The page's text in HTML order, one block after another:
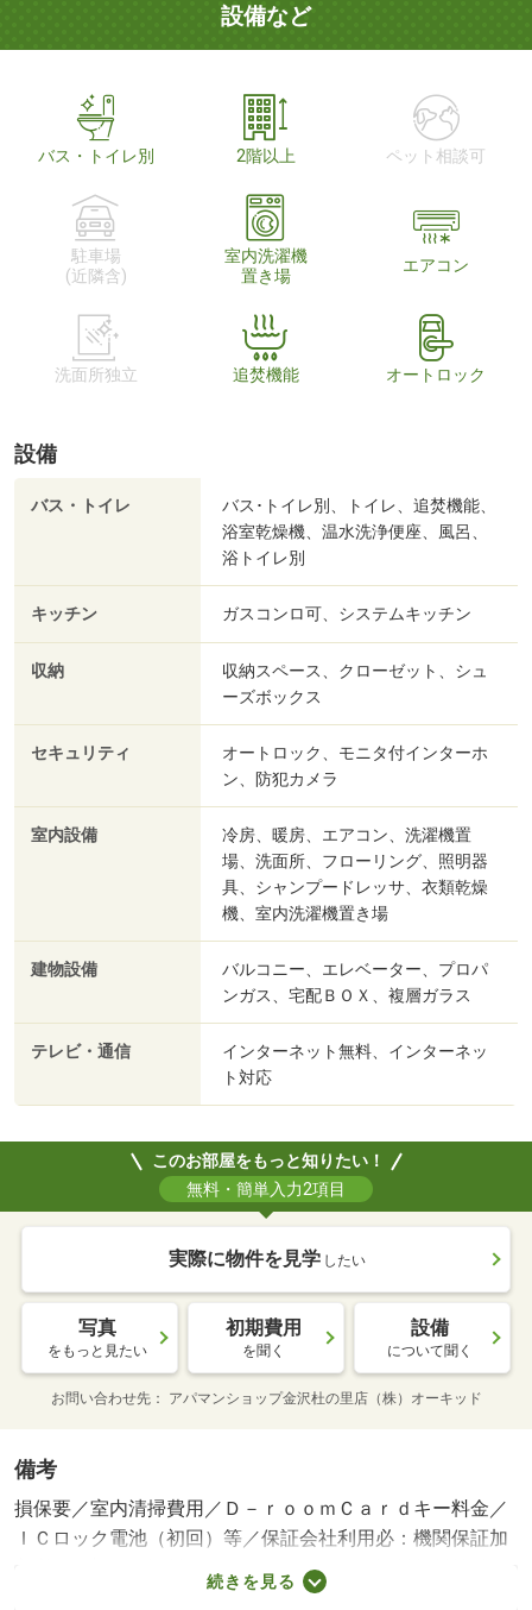
設備など
バス・トイレ別 2階以上 ペット相談可
駐車場
(近隣含)
室内洗濯機
置き場
エアコン
洗面所独立 追焚機能 オートロック
設備
バス・トイレ
バス･トイレ別、トイレ、追焚機能、
浴室乾燥機、温水洗浄便座、風呂、
浴トイレ別
キッチン ガスコンロ可、システムキッチン
収納
収納スペース、クローゼット、シュ
ーズボックス
セキュリティ
オートロック、モニタ付インターホ
ン、防犯カメラ
室内設備
冷房、暖房、エアコン、洗濯機置
場、洗面所、フローリング、照明器
具、シャンプードレッサ、衣類乾燥
機、室内洗濯機置き場
建物設備
バルコニー、エレベーター、プロパ
ンガス、宅配ＢＯＸ、複層ガラス
テレビ・通信
インターネット無料、インターネッ
ト対応
このお部屋をもっと知りたい！
無料・簡単入力2項目
実際に物件を見学 したい
写真
をもっと見たい
初期費用
を聞く
設備
について聞く
お問い合わせ先 アパマンショップ金沢杜の里店（株）オーキッド
備考
損保要／室内清掃費用／Ｄ－ｒｏｏｍＣａｒｄキー料金／
ＩＣロック電池（初回）等／保証会社利用必：機関保証加
入必須。初回保証料３５０００円、月額保証料賃料等総額
の１％＋８００円／月（その他商品あり）／［退去時費
続きを見る